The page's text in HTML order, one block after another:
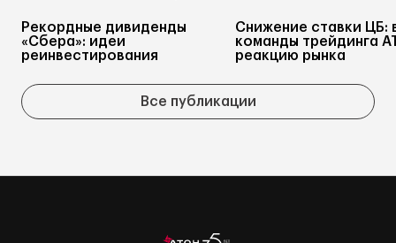
Рекордные дивиденды
«Сбера»: идеи
реинвестирования
Снижение ставки ЦБ:
команды трейдинга
реакцию рынка
Все публикации